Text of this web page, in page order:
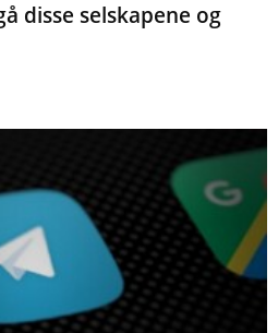
disse selskapene og